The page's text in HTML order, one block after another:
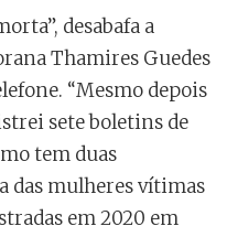
desabafa a
Thamires Guedes
“Mesmo depois
sete boletins de
tem duas
das mulheres vítimas
em 2020 em